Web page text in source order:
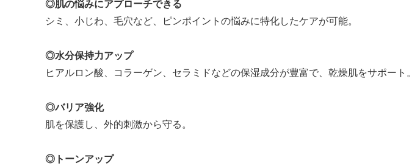
◎肌の悩みにアプローチできる
シミ、小じわ、毛穴など、ピンポイントの悩みに特化したケアが可能。
◎水分保持力アップ
ヒアルロン酸、コラーゲン、セラミドなどの保湿成分が豊富で、乾燥肌をサポート。
◎バリア強化
肌を保護し、外的刺激から守る。
◎トーンアップ